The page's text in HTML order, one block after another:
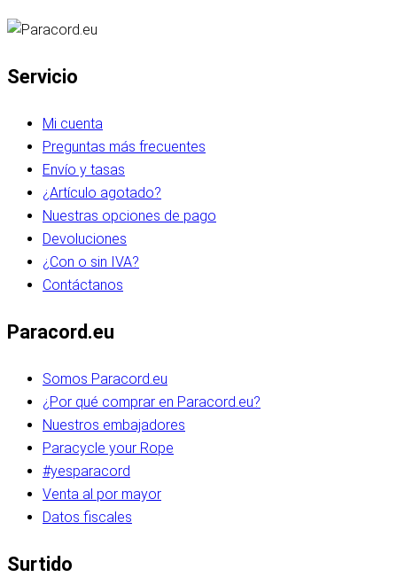
Servicio
Mi cuenta
Preguntas más frecuentes
Envío y tasas
¿Artículo agotado?
Nuestras opciones de pago
Devoluciones
¿Con o sin IVA?
Contáctanos
Paracord.eu
Somos Paracord.eu
¿Por qué comprar en Paracord.eu?
Nuestros embajadores
Paracycle your Rope
#yesparacord
Venta al por mayor
Datos fiscales
Surtido